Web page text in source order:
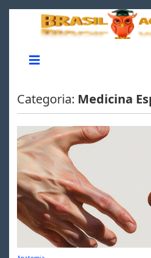
Categoria: Medicina